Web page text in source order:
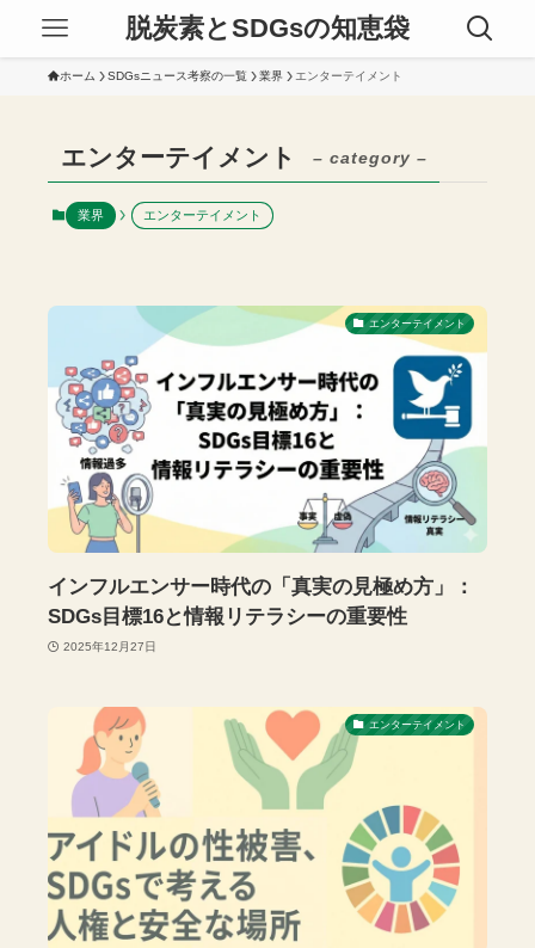
脱炭素とSDGsの知恵袋
ホーム SDGsニュース考察の一覧 業界 エンターテイメント
エンターテイメント – category –
業界 エンターテイメント
エンターテイメント
インフルエンサー時代の「真実の見極め方」：
SDGs目標16と情報リテラシーの重要性
2025年12月27日
エンターテイメント